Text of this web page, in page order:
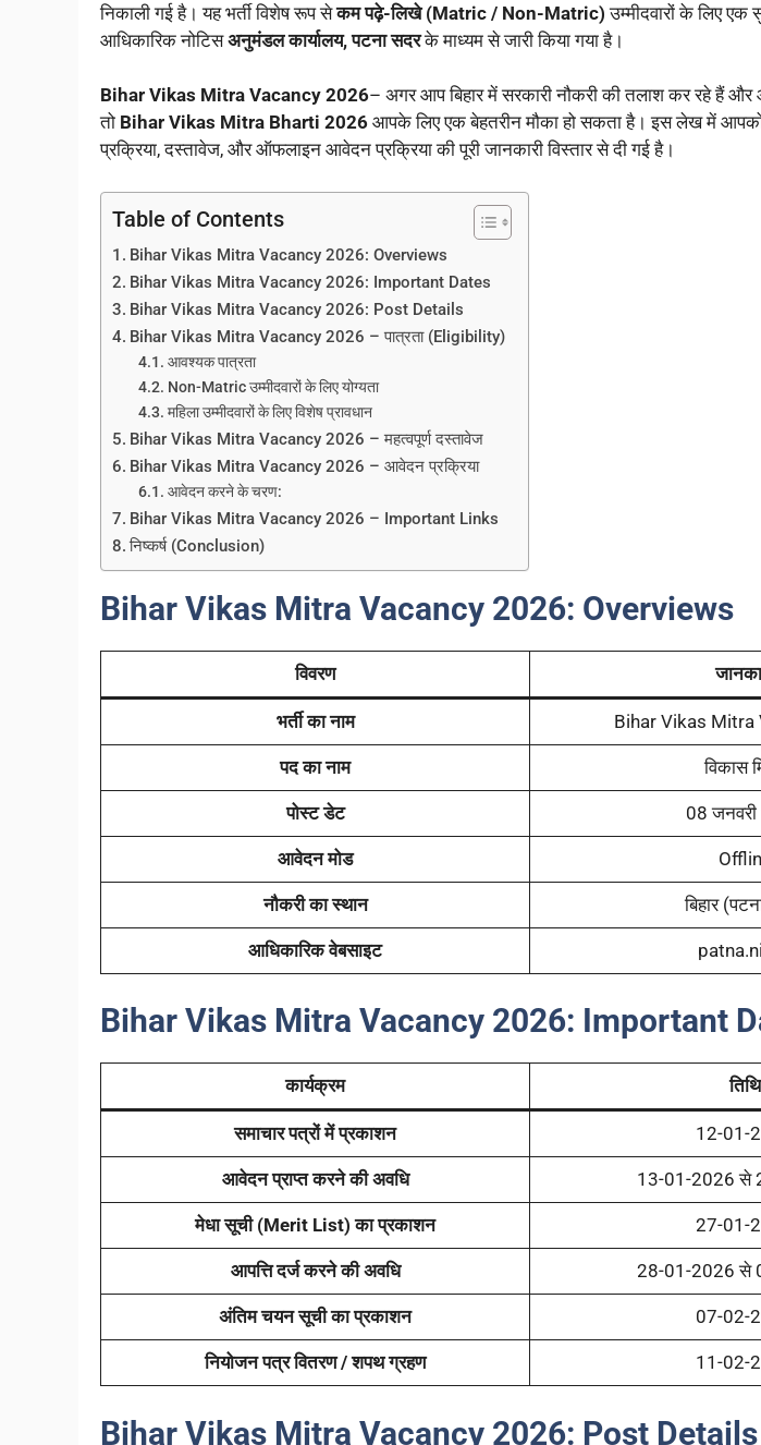
निकाली गई है। यह भर्ती विशेष रूप सेकम पढ़े-लिखे (Matric / Non-Matric) उम्मीदवारों के लिए एक
आधिकारिक नोटिसअनुमंडल कार्यालय, पटना सदरके माध्यम से जारी किया गया है।
Bihar Vikas Mitra Vacancy 2026– अगर आप बिहार में सरकारी नौकरी की तलाश कर रहे हैं और
तो Bihar Vikas Mitra Bharti 2026 आपके लिए एक बेहतरीन मौका हो सकता है। इस लेख में
प्रक्रिया, दस्तावेज, और ऑफलाइन आवेदन प्रक्रिया की पूरी जानकारी विस्तार से दी गई है।
Table of Contents
Bihar Vikas Mitra Vacancy 2026: Overviews
Bihar Vikas Mitra Vacancy 2026: Important Dates
Bihar Vikas Mitra Vacancy 2026: Post Details
Bihar Vikas Mitra Vacancy 2026 – पात्रता (Eligibility)
आवश्यक पात्रता
Non-Matric उम्मीदवारों के लिए योग्यता
महिला उम्मीदवारों के लिए विशेष प्रावधान
Bihar Vikas Mitra Vacancy 2026 – महत्वपूर्ण दस्तावेज
Bihar Vikas Mitra Vacancy 2026 – आवेदन प्रक्रिया
आवेदन करने के चरण:
Bihar Vikas Mitra Vacancy 2026 – Important Links
निष्कर्ष (Conclusion)
Bihar Vikas Mitra Vacancy 2026: Overviews
विवरण
भर्ती का नाम Bihar Vikas Mitra
पद का नाम विकास
पोस्ट डेट 08
आवेदन मोड
नौकरी का स्थान बिहार
आधिकारिक वेबसाइट
Bihar Vikas Mitra Vacancy 2026: Important
कार्यक्रम तिथि
समाचार पत्रों में प्रकाशन 12-01-
आवेदन प्राप्त करने की अवधि 13-01-2026 से
मेधा सूची (Merit List) का प्रकाशन 27-01-
आपत्ति दर्ज करने की अवधि 28-01-2026 से
अंतिम चयन सूची का प्रकाशन 07-02-
नियोजन पत्र वितरण / शपथ ग्रहण 11-02-
Bihar Vikas Mitra Vacancy 2026: Post Details